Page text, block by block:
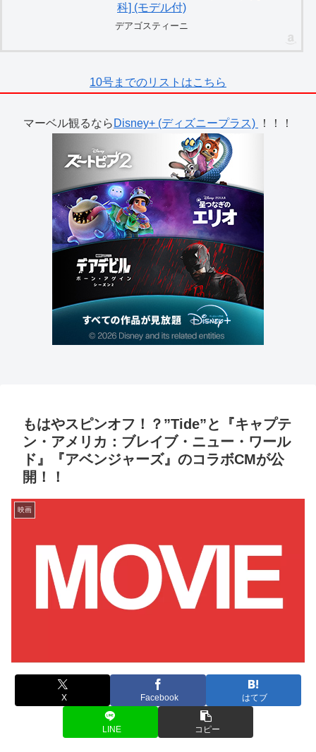
科] (モデル付)
デアゴスティーニ
10号までのリストはこちら
マーベル観るなら Disney+ (ディズニープラス) ！！！
もはやスピンオフ！？”Tide”と『キャプテ
ン・アメリカ：ブレイブ・ニュー・ワール
ド』『アベンジャーズ』のコラボCMが公
開！！
映画
X Facebook はてブ
LINE コピー